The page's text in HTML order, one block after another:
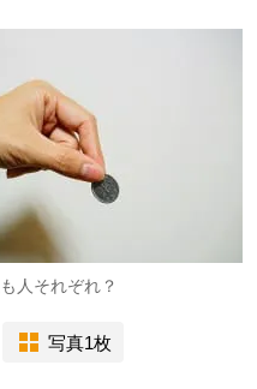
人それぞれ？
写真1枚